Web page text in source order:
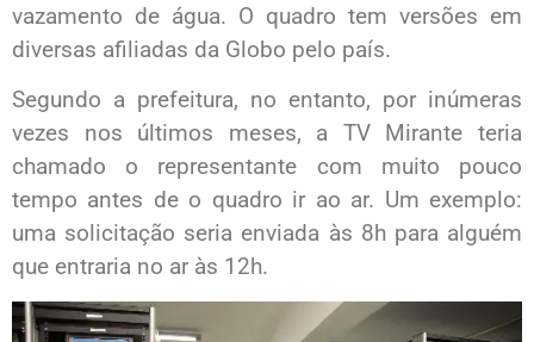
vazamento de água. O quadro tem versões em
diversas afiliadas da Globo pelo país.
Segundo a prefeitura, no entanto, por inúmeras
vezes nos últimos meses, a TV Mirante teria
chamado o representante com muito pouco
tempo antes de o quadro ir ao ar. Um exemplo:
uma solicitação seria enviada às 8h para alguém
que entraria no ar às 12h.